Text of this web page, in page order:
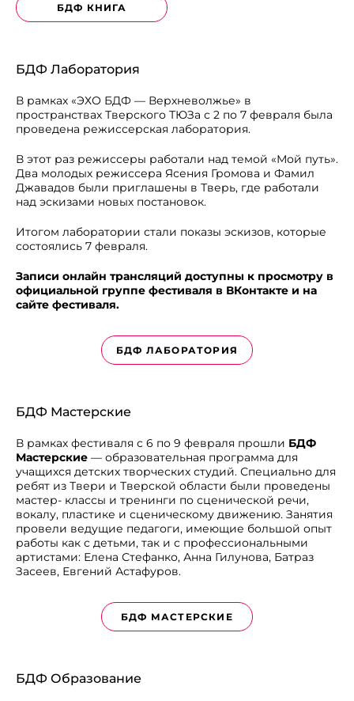
БДФ КНИГА
БДФ Лаборатория
В рамках «ЭХО БДФ — Верхневолжье» в
пространствах Тверского ТЮЗа с 2 по 7 февраля была
проведена режиссерская лаборатория.
В этот раз режиссеры работали над темой «Мой путь».
Два молодых режиссера Ясения Громова и Фамил
Джавадов были приглашены в Тверь, где работали
над эскизами новых постановок.
Итогом лаборатории стали показы эскизов, которые
состоялись 7 февраля.
Записи онлайн трансляций доступны к просмотру в
официальной группе фестиваля в ВКонтакте и на
сайте фестиваля.
БДФ ЛАБОРАТОРИЯ
БДФ Мастерские
В рамках фестиваля с 6 по 9 февраля прошли БДФ
Мастерские — образовательная программа для
учащихся детских творческих студий. Специально для
ребят из Твери и Тверской области были проведены
мастер- классы и тренинги по сценической речи,
вокалу, пластике и сценическому движению. Занятия
провели ведущие педагоги, имеющие большой опыт
работы как с детьми, так и с профессиональными
артистами: Елена Стефанко, Анна Гилунова, Батраз
Засеев, Евгений Астафуров.
БДФ МАСТЕРСКИЕ
БДФ Образование